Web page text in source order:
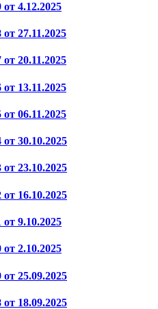
4.12.2025
27.11.2025
20.11.2025
13.11.2025
06.11.2025
30.10.2025
23.10.2025
16.10.2025
9.10.2025
2.10.2025
25.09.2025
18.09.2025